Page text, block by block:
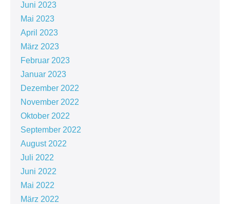
Juni 2023
Mai 2023
April 2023
März 2023
Februar 2023
Januar 2023
Dezember 2022
November 2022
Oktober 2022
September 2022
August 2022
Juli 2022
Juni 2022
Mai 2022
März 2022